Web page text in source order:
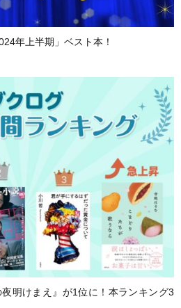
年上半期」ベスト本！
明けまえ』が1位に！本ランキング3